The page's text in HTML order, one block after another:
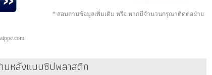
* สอบถามข้อมูลเพิ่มเติม หรือ หากมีจำนวนกรุณาติดต่อฝ่าย
นหลังแบบซิปพลาสติก